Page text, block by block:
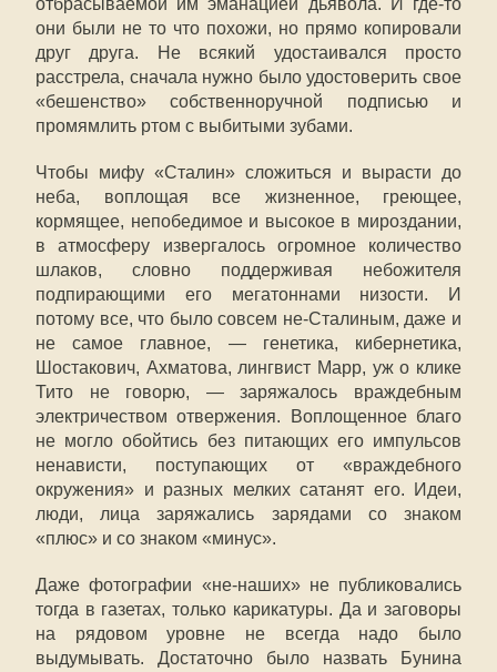
отбрасываемой им эманацией дьявола. И где-то
они были не то что похожи, но прямо копировали
друг друга. Не всякий удостаивался просто
расстрела, сначала нужно было удостоверить свое
«бешенство» собственноручной подписью и
промямлить ртом с выбитыми зубами.
Чтобы мифу «Сталин» сложиться и вырасти до
неба, воплощая все жизненное, греющее,
кормящее, непобедимое и высокое в мироздании,
в атмосферу извергалось огромное количество
шлаков, словно поддерживая небожителя
подпирающими его мегатоннами низости. И
потому все, что было совсем не-Сталиным, даже и
не самое главное, — генетика, кибернетика,
Шостакович, Ахматова, лингвист Марр, уж о клике
Тито не говорю, — заряжалось враждебным
электричеством отвержения. Воплощенное благо
не могло обойтись без питающих его импульсов
ненависти, поступающих от «враждебного
окружения» и разных мелких сатанят его. Идеи,
люди, лица заряжались зарядами со знаком
«плюс» и со знаком «минус».
Даже фотографии «не-наших» не публиковались
тогда в газетах, только карикатуры. Да и заговоры
на рядовом уровне не всегда надо было
выдумывать. Достаточно было назвать Бунина